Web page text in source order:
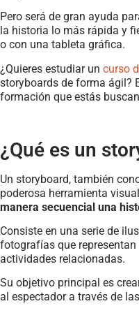
Pero será de gran ayuda
la historia lo más rápida y
o con una tableta gráfica.
¿Quieres estudiar un curso
storyboards de forma ágil?
formación que estás
¿Qué es un
Un storyboard, también
poderosa herramienta
manera secuencial una
Consiste en una serie de
fotografías que
actividades relacionadas.
Su objetivo principal es
al espectador a través de